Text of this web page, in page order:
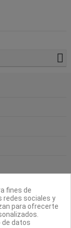
fines de
redes sociales y
para ofrecerte
de datos